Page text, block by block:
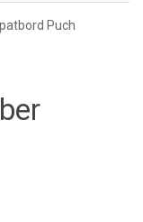
Puch